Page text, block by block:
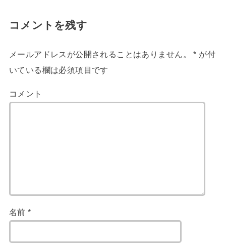
コメントを残す
メールアドレスが公開されることはありません。 * が付
いている欄は必須項目です
コメント
名前*